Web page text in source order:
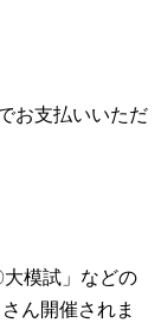
お支払いいただ
模試」などの
ん開催されま